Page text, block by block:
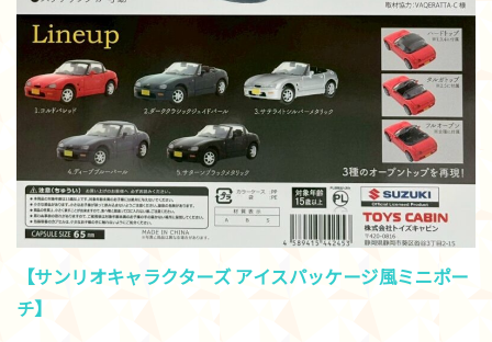
【サンリオキャラクターズ アイスパッケージ風ミニポー
チ】